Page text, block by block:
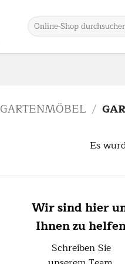
Suchen
nach:
GARTENMÖBEL /
Es
Wir sind hier
Ihnen zu
Schreiben Sie